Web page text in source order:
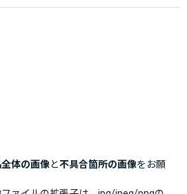
体の画像と不具合箇所の画像をお願